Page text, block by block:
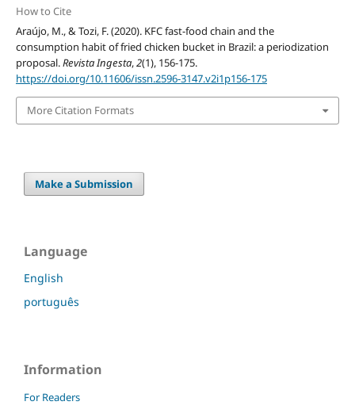
How to Cite
Araújo, M., & Tozi, F. (2020). KFC fast-food chain and the
consumption habit of fried chicken bucket in Brazil: a periodization
proposal.Revista Ingesta,2(1), 156-175.
https://doi.org/10.11606/issn.2596-3147.v2i1p156-175
More Citation Formats
Make a Submission
Language
English
português
Information
For Readers